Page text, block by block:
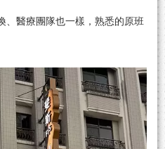
、醫療團隊也一樣，熟悉的原班